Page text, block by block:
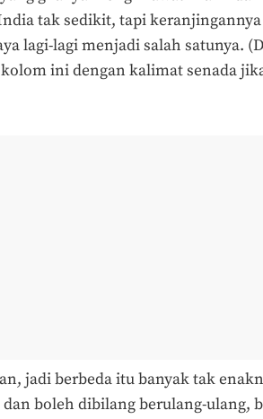
tak sedikit, tapi
lagi-lagi menjadi salah satunya.
ini dengan kalimat senada
jadi berbeda itu banyak tak
boleh dibilang berulang-ulang,